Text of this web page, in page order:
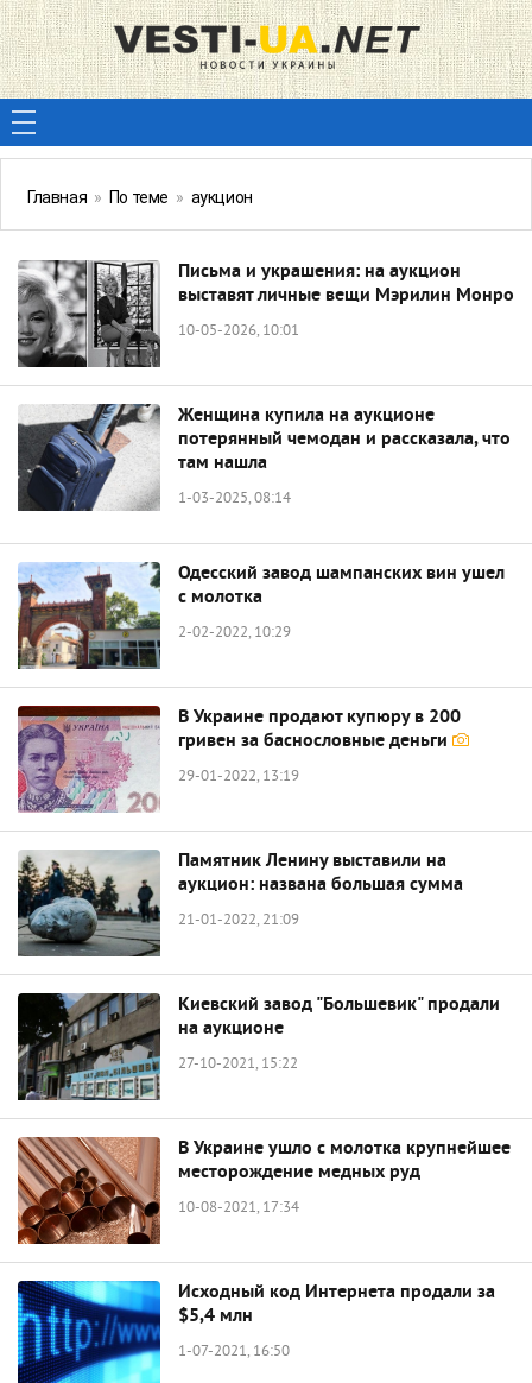
Главная » По теме » аукцион
Письма и украшения: на аукцион
выставят личные вещи Мэрилин Монро
10-05-2026, 10:01
Женщина купила на аукционе
потерянный чемодан и рассказала, что
там нашла
1-03-2025, 08:14
Одесский завод шампанских вин ушел
с молотка
2-02-2022, 10:29
В Украине продают купюру в 200
гривен за баснословные деньги
29-01-2022, 13:19
Памятник Ленину выставили на
аукцион: названа большая сумма
21-01-2022, 21:09
Киевский завод "Большевик" продали
на аукционе
27-10-2021, 15:22
В Украине ушло с молотка крупнейшее
месторождение медных руд
10-08-2021, 17:34
Исходный код Интернета продали за
$5,4 млн
1-07-2021, 16:50